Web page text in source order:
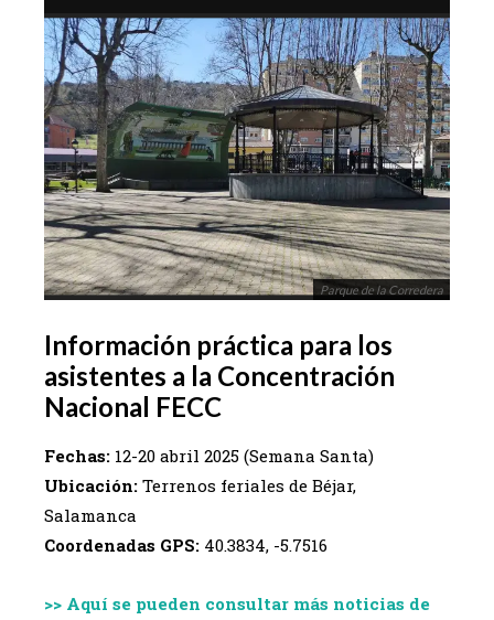
Parque de la Corredera
Información práctica para los
asistentes a la Concentración
Nacional FECC
Fechas: 12-20 abril 2025 (Semana Santa)
Ubicación: Terrenos feriales de Béjar,
Salamanca
Coordenadas GPS: 40.3834, -5.7516
>> Aquí se pueden consultar más noticias de